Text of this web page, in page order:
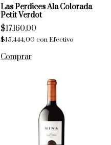
Las Perdices Ala Colorada
Petit Verdot
$17.160,00
$15.444,00 con Efectivo